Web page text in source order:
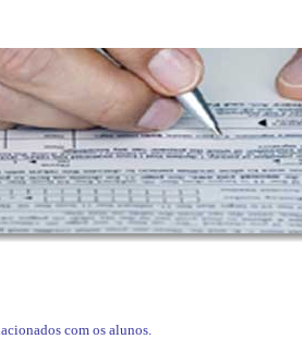
com os alunos.